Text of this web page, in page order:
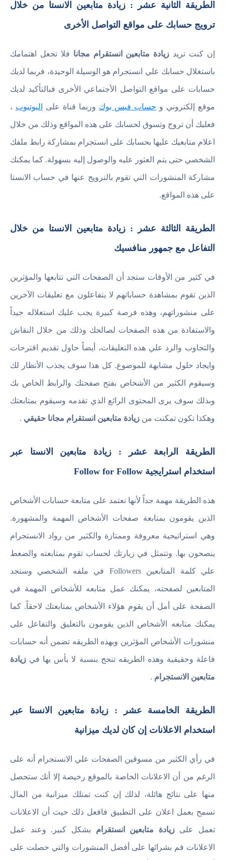
الطريقة الثانية عشر : زيادة متابعين الانستا من خلال
ترويج حسابك على مواقع التواصل الأخرى
إن كنت تريد زيادة متابعين انستقرام مجانا فلا تجعل اهتمامك
باستغلال حسابك علي انستجرام هو الوسيلة الوحيدة، فربما لديك
حسابات على مواقع التواصل الأجتماعي الأخرى فبالتأكيد لديك
موقع إلكتروني و حساب فيس بوك وربما قناة على اليوتيوب ،
فعليك أن تروج وتسوق لحسابك على هذه المواقع وذلك من خلال
اعلام متابعيك عليها بحسابك على انستجرام بمشاركة رابط ملفك
الشخصي حتى يتم العثور عليه والوصول إليه بسهولة. كما يمكنك
مشاركة المنشورات التي تقوم بالترويج عنها في حساب الانستا
على هذه المواقع.
الطريقة الثالثة عشر : زيادة متابعين الانستا من خلال
التفاعل مع جمهور منافسيك
في كثير من الأوقات ستجد أن الصفحات التي تتابعها والمؤثرين
الذين تقوم بمشاهدة حساباتهم لا يتفاعلون مع تعليقات الآخرين
على منشوراتهم، وهذه فرصة كبيرة يجب عليك استغلاله جيداً
والاستفادة من هذه الصفحات لصالحك وذلك من خلال النقاش
والتجاوب والرد علي هذه التعليقات، أيضاً حاول تقديم اقترحات
وايجاد حلول مشابهة للموضوع. كل هذا سوف يجذب الأنظار لك
وسيقوم الكثير من الأشخاص بفتح صفحتك والرابط الخاص بك
وبذلك سوف يرى المحتوى الرائع الذي تقدمه وسيقوم بمتابعتك
وهكذا تكون تمكنت من زيادة متابعين انستقرام مجانا حقيقي .
الطريقة الرابعة عشر : زيادة متابعين الانستا عبر
استخدام استرايجية Follow for Follow
هذه الطريقة مهمة جداً لأنها تعتمد على متابعة حسابات الأشخاص
الذين يقومون بمتابعة صفحات الأشخاص المهمة والمشهورة.
وهي استراتيجية معروفة وممتازة والكثير من رواد الانستجرام
ينصحون بها. وتتمثل في زيارتك لحساب تقوم بمتابعته والضغط
علي كلمة المتابعين Followers في ملفه الشخصي وستجد
المتابعين لصفحته، يمكنك عمل متابعه للأشخاص المهمة في
الصفحة على أمل أن يقوم هؤلاء الأشخاص بمتابعتك لاحقاً. كما
يمكنك متابعه الأشخاص الذين يقومون بالتعليق والتفاعل على
منشورات الأشخاص المؤثرين وبهذه الطريقه تضمن أنه حسابات
فاعلة وحقيقية وهذه الطريقه تنحج بنسبة لا بأس بها في زيادة
متابعين الانستجرام .
الطريقة الخامسة عشر : زيادة متابعين الانستا عبر
استخدام الاعلانات إن كان لديك ميزانية
في رأي الكثير من مسوقين الصفحات علي الانستجرام أنه على
الرغم من أن الاعلانات الخاصة بالموقع رخيصة إلا أنك ستحصل
منها على نتائج هائلة، لذلك إن كنت تمتلك ميزانية من المال
تسمح بعمل اعلان على التطبيق فافعل ذلك حيث أن الاعلانات
تعمل علىزيادة متابعين انستقرام بشكل كبير. وعند عمل
الاعلانات قم بشرائها على أفضل المنشورات والتي حصلت على